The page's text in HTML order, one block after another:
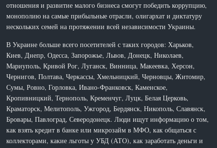
отношения и развитие малого бизнеса смогут победить коррупцию,
монополию на самые прибыльные отрасли, олигархат и диктатуру
нескольких семей на протяжении всей независимости Украины.
В Украине больше всего посетителей с таких городов: Харьков,
Киев, Днепр, Одесса, Запорожье, Львов, Донецк, Николаев,
Мариуполь, Кривой Рог, Луганск, Винница, Макеевка, Херсон,
Чернигов, Полтава, Черкассы, Хмельницкий, Черновцы, Житомир,
Сумы, Ровно, Горловка, Ивано-Франковск, Каменское,
Кропивницкий, Тернополь, Кременчуг, Луцк, Белая Церковь,
Краматорск, Мелитополь, Ужгород, Бердянск, Никополь, Славянск,
Бровары, Павлоград, Северодонецк. Люди ищут информацию о том,
как взять кредит в банке или микрозайм в МФО, как общаться с
коллекторами, какие льготы у УБД (АТО), как заработать деньги и